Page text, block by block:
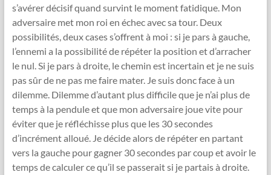
s’avérer décisif quand survint le moment fatidique. Mon
adversaire met mon roi en échec avec sa tour. Deux
possibilités, deux cases s’offrent à moi : si je pars à gauche,
l’ennemi a la possibilité de répéter la position et d’arracher
le nul. Si je pars à droite, le chemin est incertain et je ne suis
pas sûr de ne pas me faire mater. Je suis donc face à un
dilemme. Dilemme d’autant plus difficile que je n’ai plus de
temps à la pendule et que mon adversaire joue vite pour
éviter que je réfléchisse plus que les 30 secondes
d’incrément alloué. Je décide alors de répéter en partant
vers la gauche pour gagner 30 secondes par coup et avoir le
temps de calculer ce qu’il se passerait si je partais à droite.